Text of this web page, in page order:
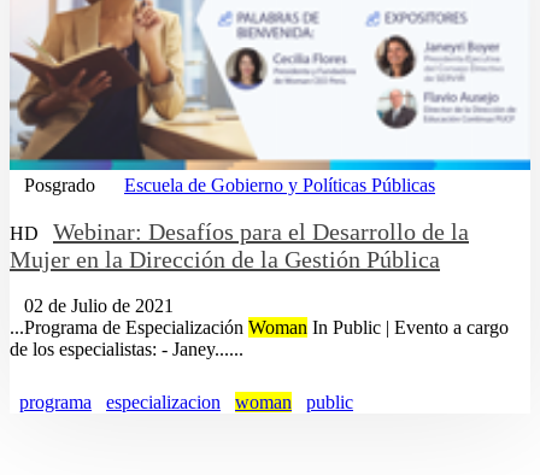
Posgrado Escuela de Gobierno y Políticas Públicas
HD
Webinar: Desafíos para el Desarrollo de la
Mujer en la Dirección de la Gestión Pública
02 de Julio de 2021
...Programa de Especialización Woman In Public | Evento a cargo
de los especialistas: - Janey......
programa especializacion woman public